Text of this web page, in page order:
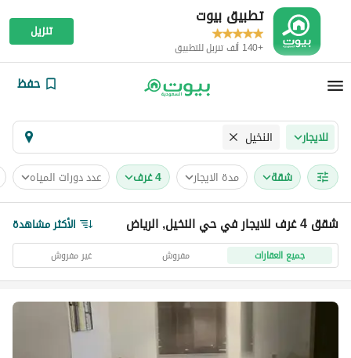
تطبيق بيوت
+140 ألف تنزيل للتطبيق
تنزيل
حفظ
للايجار النخيل
شقة مدة الايجار 4 غرف عدد دورات المياه
شقق 4 غرف للايجار في حي النخيل, الرياض الأكثر مشاهدة
جميع العقارات مفروش غير مفروش